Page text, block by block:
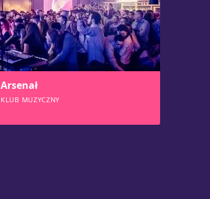
Arsenał
KLUB MUZYCZNY